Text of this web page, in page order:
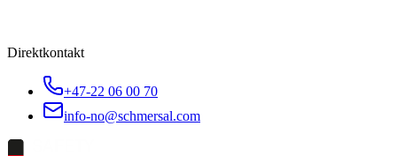
Direktkontakt
+47-22 06 00 70
info-no@schmersal.com